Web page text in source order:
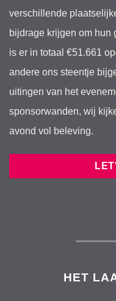
verschillende
bijdrage krijgen om hun
is er in totaal €51.661
andere ons steentje
uitingen van het
sponsorwanden, wij
avond vol beleving.
HET